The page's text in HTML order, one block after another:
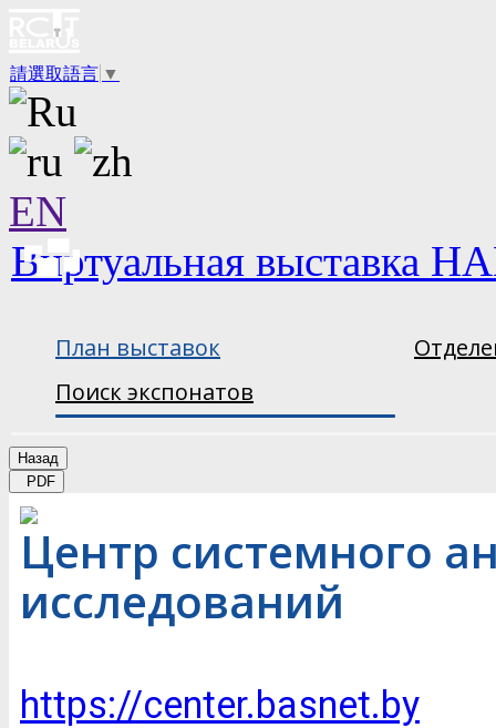
請選取語言 ▼
EN
Виртуальная выставка
План выставок
Поиск экспонатов
Назад
PDF
Центр системного
исследований
https://center.basnet.by